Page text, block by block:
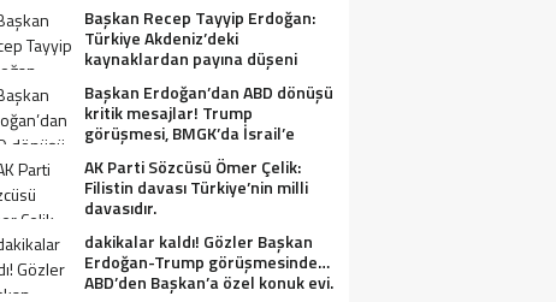
Başkan Recep Tayyip Erdoğan:
Türkiye Akdeniz’deki
kaynaklardan payına düşeni
Başkan Erdoğan’dan ABD dönüşü
kritik mesajlar! Trump
görüşmesi, BMGK’da İsrail’e
tepkiler, Gazze ve Filistin
meselesi….
AK Parti Sözcüsü Ömer Çelik:
Filistin davası Türkiye’nin milli
davasıdır.
dakikalar kaldı! Gözler Başkan
Erdoğan-Trump görüşmesinde…
ABD’den Başkan’a özel konuk evi.